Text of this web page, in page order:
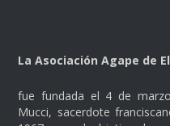
La Asociación Agape de
fue fundada el 4 de
Mucci, sacerdote